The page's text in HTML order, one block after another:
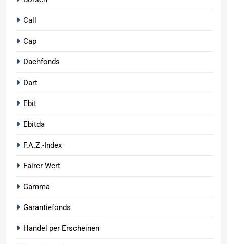
Call
Cap
Dachfonds
Dart
Ebit
Ebitda
F.A.Z.-Index
Fairer Wert
Gamma
Garantiefonds
Handel per Erscheinen